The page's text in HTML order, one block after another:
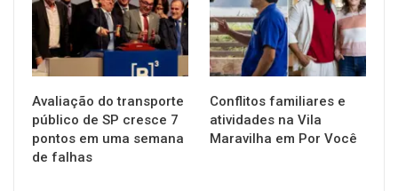
Avaliação do transporte
público de SP cresce 7
pontos em uma semana
de falhas
Conflitos familiares e
atividades na Vila
Maravilha em Por Você